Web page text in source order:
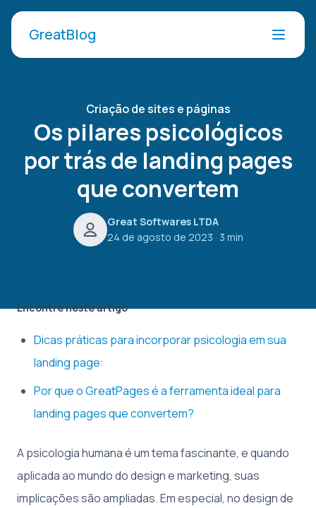
GreatBlog
Criação de sites e páginas
Os pilares psicológicos
por trás de landing pages
que convertem
Great Softwares LTDA
24 de agosto de 2023 · 3 min
Encontre neste artigo
Dicas práticas para incorporar psicologia em sua
landing page:
Por que o GreatPages é a ferramenta ideal para
landing pages que convertem?
A psicologia humana é um tema fascinante, e quando
aplicada ao mundo do design e marketing, suas
implicações são ampliadas. Em especial, no design de